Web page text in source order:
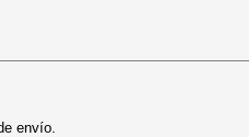
envío.